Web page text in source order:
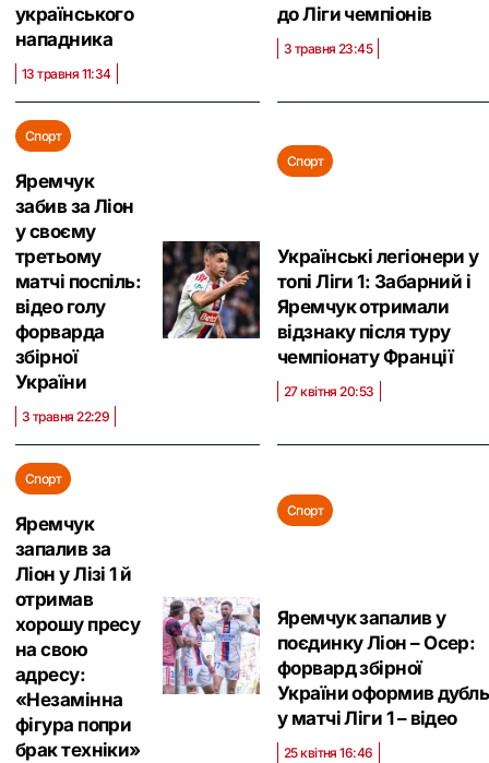
українського
нападника
13 травня 11:34
до Ліги чемпіонів
3 травня 23:45
Спорт
Яремчук
забив за Ліон
у своєму
третьому
матчі поспіль:
відео голу
форварда
збірної
України
3 травня 22:29
Спорт
Українські легіонери у
топі Ліги 1: Забарний і
Яремчук отримали
відзнаку після туру
чемпіонату Франції
27 квітня 20:53
Спорт
Яремчук
запалив за
Ліон у Лізі 1 й
отримав
хорошу пресу
на свою
адресу:
«Незамінна
фігура попри
брак техніки»
Спорт
Яремчук запалив у
поєдинку Ліон – Осер:
форвард збірної
України оформив дубль
у матчі Ліги 1 – відео
25 квітня 16:46